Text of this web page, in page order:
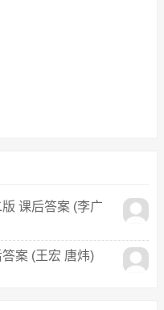
课后答案 (李广
案 (王宏 唐炜)